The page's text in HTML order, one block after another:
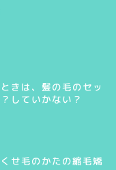
きは、髪の毛のセッ
していかない？
せ毛のかたの縮毛矯